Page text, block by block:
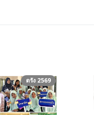
ตรัง 2569